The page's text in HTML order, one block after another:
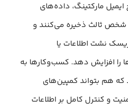
ایمیل مارکتینگ، داده‌های
شخص ثالث ذخیره می‌کنند و
نشت اطلاعات یا
را افزایش دهد. کسب‌وکارها به
که هم بتواند کمپین‌های
و کنترل کامل بر اطلاعات